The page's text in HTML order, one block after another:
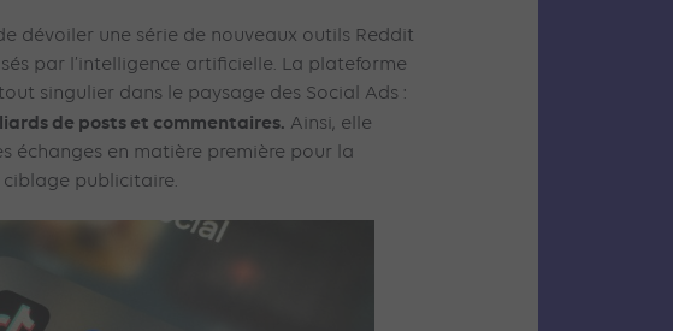
dévoiler une série de nouveaux outils Reddit
par l’intelligence artificielle. La plateforme
singulier dans le paysage des Social Ads :
de posts et commentaires. Ainsi, elle
échanges en matière première pour la
publicitaire.